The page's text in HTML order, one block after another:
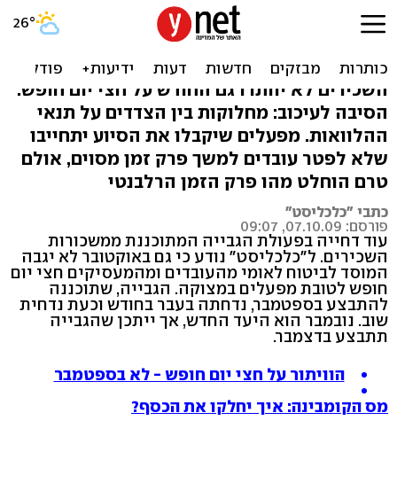
עיכוב נוסף בהקמת הקרן
למפעלים במצוקה
השכירים לא יוותרו גם החודש על חצי יום חופש.
הסיבה לעיכוב: מחלוקות בין הצדדים על תנאי
ההלוואות. מפעלים שיקבלו את הסיוע יתחייבו
שלא לפטר עובדים למשך פרק זמן מסוים, אולם
טרם הוחלט מהו פרק הזמן הרלבנטי
כתבי "כלכליסט"
פורסם: 07.10.09, 09:07
עוד דחייה בפעולת הגבייה המתוכננת ממשכורות
השכירים. ל"כלכליסט" נודע כי גם באוקטובר לא יגבה
המוסד לביטוח לאומי מהעובדים ומהמעסיקים חצי יום
חופש לטובת מפעלים במצוקה. הגבייה, שתוכננה
להתבצע בספטמבר, נדחתה בעבר בחודש וכעת נדחית
שוב. נובמבר הוא היעד החדש, אך ייתכן שהגבייה
תתבצע בדצמבר.
הוויתור על חצי יום חופש - לא בספטמבר
מס הקומבינה: איך יחלקו את הכסף?